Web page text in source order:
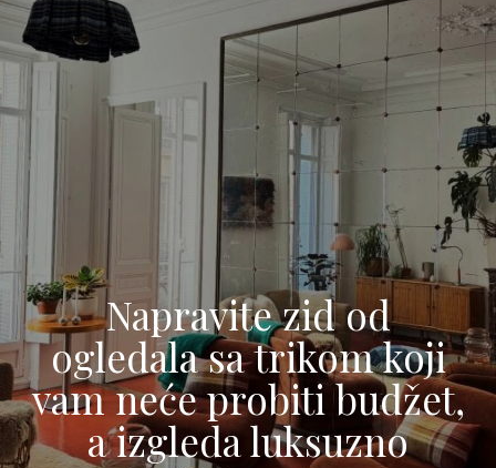
Napravite zid od
ogledala sa trikom koji
vam neće probiti budžet,
a izgleda luksuzno